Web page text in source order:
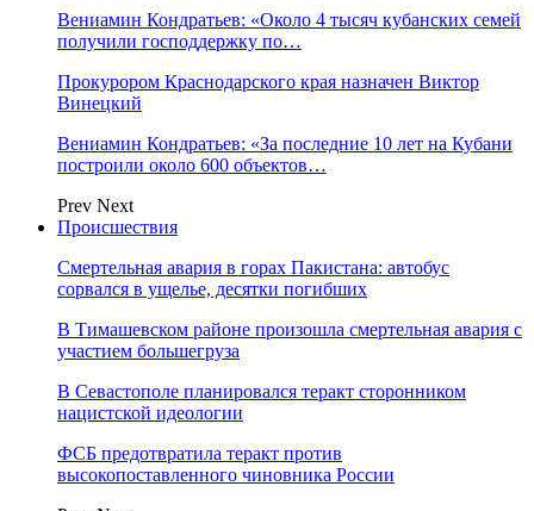
Вениамин Кондратьев: «Около 4 тысяч кубанских семей
получили господдержку по…
Прокурором Краснодарского края назначен Виктор
Винецкий
Вениамин Кондратьев: «За последние 10 лет на Кубани
построили около 600 объектов…
Prev Next
Происшествия
Смертельная авария в горах Пакистана: автобус
сорвался в ущелье, десятки погибших
В Тимашевском районе произошла смертельная авария с
участием большегруза
В Севастополе планировался теракт сторонником
нацистской идеологии
ФСБ предотвратила теракт против
высокопоставленного чиновника России